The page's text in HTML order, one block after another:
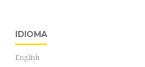
IDIOMA
English